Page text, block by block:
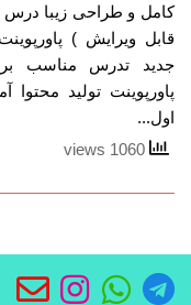
کامل و طراحی زیبا درس
قابل ویرایش )
جدید تدرس مناسب
پاورپوینت تولید
اول...